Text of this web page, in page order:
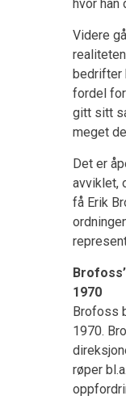
hvor han
Videre
bedrifter
fordel
gitt sitt
meget
Det er
avviklet,
få Erik
Brofoss’
1970
Brofoss
1970.
røper